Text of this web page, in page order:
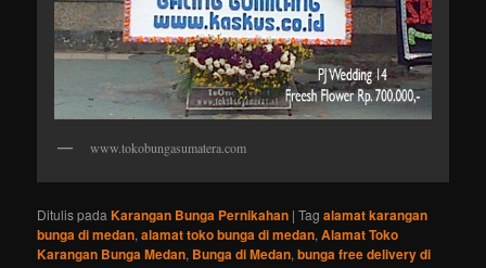
www.tokobungasumatera.com
Ditulis pada Karangan Bunga Pernikahan |Tag alamat karangan
bunga di medan,alamat toko bunga di medan,Alamat Toko
Karangan Bunga Medan, Bunga di Medan,bunga free delivery di